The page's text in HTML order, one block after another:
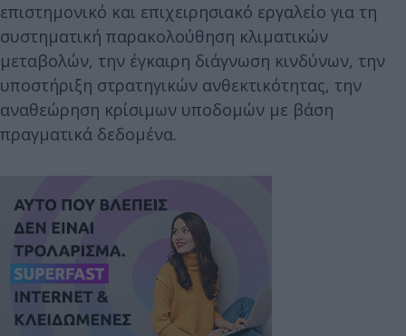
επιστημονικό και επιχειρησιακό εργαλείο για τη
συστηματική παρακολούθηση κλιματικών
μεταβολών, την έγκαιρη διάγνωση κινδύνων, την
υποστήριξη στρατηγικών ανθεκτικότητας, την
αναθεώρηση κρίσιμων υποδομών με βάση
πραγματικά δεδομένα.